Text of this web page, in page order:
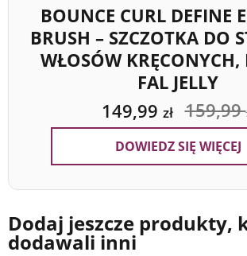
BOUNCE CURL DEFINE
BRUSH – SZCZOTKA DO
WŁOSÓW
FAL JELLY
149,99 zł 159,99
DOWIEDZ SIĘ WIĘCEJ
Dodaj jeszcze produkty,
dodawali inni